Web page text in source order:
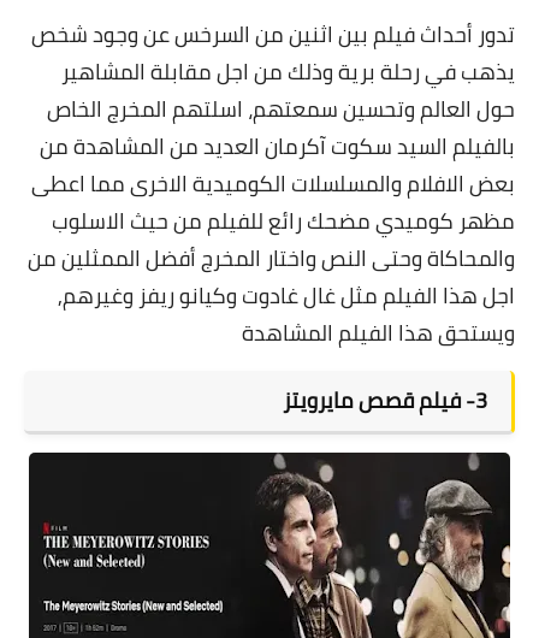
تدور أحداث فيلم بين اثنين من السرخس عن وجود شخص
يذهب في رحلة برية وذلك من اجل مقابلة المشاهير
حول العالم وتحسين سمعتهم، اسلتهم المخرج الخاص
بالفيلم السيد سكوت آكرمان العديد من المشاهدة من
بعض الافلام والمسلسلات الكوميدية الاخرى مما اعطى
مظهر كوميدي مضحك رائع للفيلم من حيث الاسلوب
والمحاكاة وحتى النص واختار المخرج أفضل الممثلين من
اجل هذا الفيلم مثل غال غادوت وكيانو ريفز وغيرهم,
ويستحق هذا الفيلم المشاهدة
3- فيلم قصص مايرويتز